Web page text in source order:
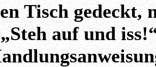
Tisch gedeckt,
auf und